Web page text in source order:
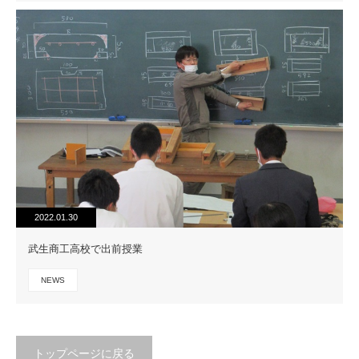
2022.01.30
武生商工高校で出前授業
NEWS
トップページに戻る